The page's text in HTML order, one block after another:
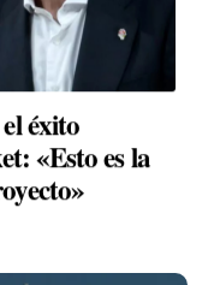
éxito
«Esto es la